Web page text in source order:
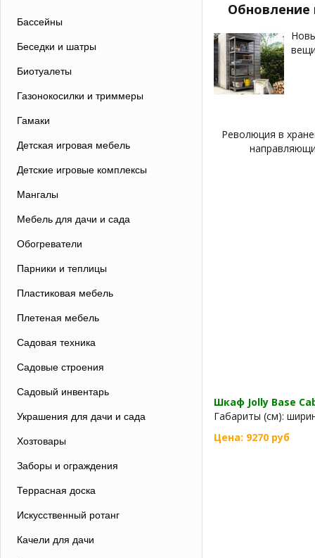
Бассейны
Беседки и шатры
Биотуалеты
Газонокосилки и триммеры
Гамаки
Детская игровая мебель
Детские игровые комплексы
Мангалы
Мебель для дачи и сада
Обогреватели
Парники и теплицы
Пластиковая мебель
Плетеная мебель
Садовая техника
Садовые строения
Садовый инвентарь
Украшения для дачи и сада
Хозтовары
Заборы и ограждения
Террасная доска
Искусственный ротанг
Качели для дачи
Революция в
Шкаф Jolly Base
Габариты (см):
Цена: 9270 руб